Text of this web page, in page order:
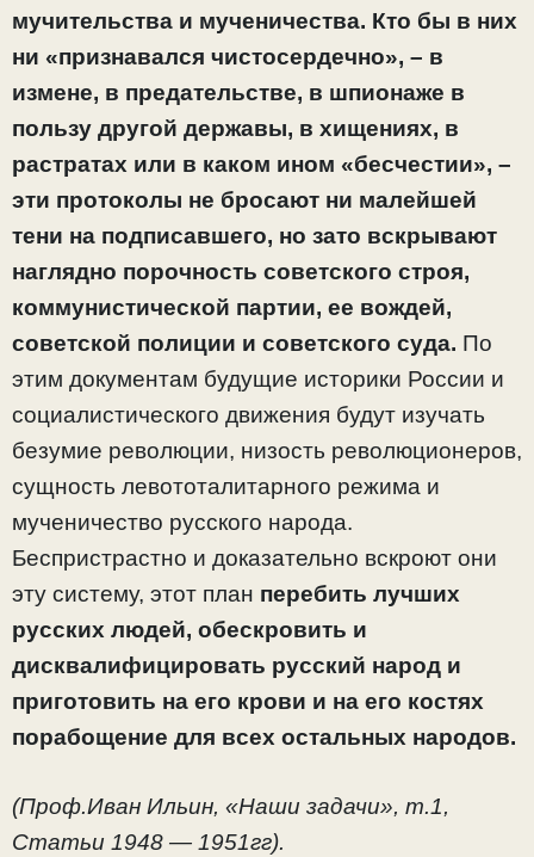
мучительства и мученичества. Кто бы в них
ни «признавался чистосердечно», – в
измене, в предательстве, в шпионаже в
пользу другой державы, в хищениях, в
растратах или в каком ином «бесчестии», –
эти протоколы не бросают ни малейшей
тени на подписавшего, но зато вскрывают
наглядно порочность советского строя,
коммунистической партии, ее вождей,
советской полиции и советского суда. По
этим документам будущие историки России и
социалистического движения будут изучать
безумие революции, низость революционеров,
сущность левототалитарного режима и
мученичество русского народа.
Беспристрастно и доказательно вскроют они
эту систему, этот план перебить лучших
русских людей, обескровить и
дисквалифицировать русский народ и
приготовить на его крови и на его костях
порабощение для всех остальных народов.
(Проф.Иван Ильин, «Наши задачи», т.1,
Статьи 1948 — 1951гг).